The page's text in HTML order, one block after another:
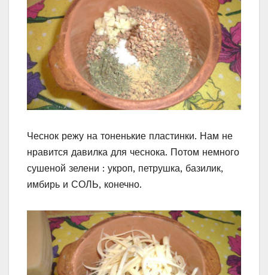
Чеснок режу на тоненькие пластинки. Нам не
нравится давилка для чеснока. Потом немного
сушеной зелени : укроп, петрушка, базилик,
имбирь и СОЛЬ, конечно.